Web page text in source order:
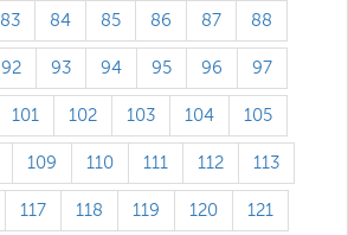
83 84 85 86 87 88
92 93 94 95 96 97
101 102 103 104 105
109 110 111 112 113
117 118 119 120 121